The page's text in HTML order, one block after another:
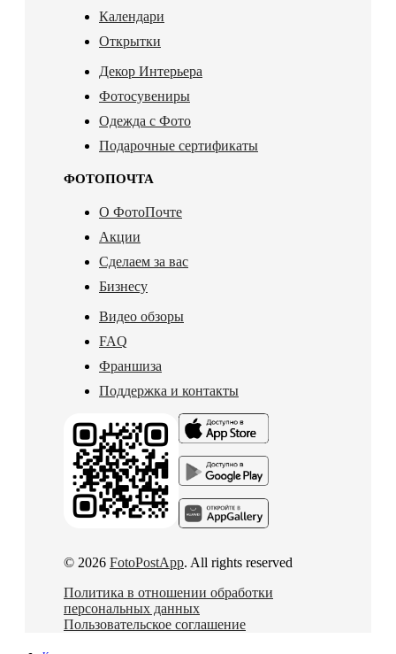
Календари
Открытки
Декор Интерьера
Фотосувениры
Одежда с Фото
Подарочные сертификаты
ФОТОПОЧТА
О ФотоПочте
Акции
Сделаем за вас
Бизнесу
Видео обзоры
FAQ
Франшиза
Поддержка и контакты
© 2026 FotoPostApp. All rights reserved
Политика в отношении обработки
персональных данных
Пользовательское соглашение